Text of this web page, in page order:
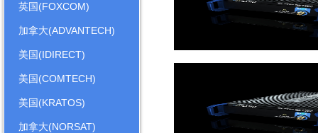
英国(FOXCOM)
加拿大(ADVANTECH)
美国(IDIRECT)
美国(COMTECH)
美国(KRATOS)
加拿大(NORSAT)